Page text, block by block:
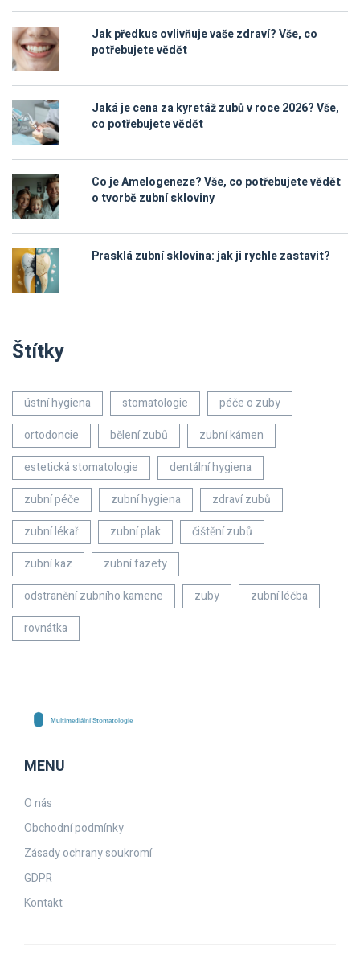
Jak předkus ovlivňuje vaše zdraví? Vše, co
potřebujete vědět
Jaká je cena za kyretáž zubů v roce 2026? Vše,
co potřebujete vědět
Co je Amelogeneze? Vše, co potřebujete vědět
o tvorbě zubní skloviny
Prasklá zubní sklovina: jak ji rychle zastavit?
Štítky
ústní hygiena stomatologie
péče o zuby
ortodoncie
bělení zubů
zubní kámen
estetická stomatologie
dentální hygiena
zubní péče
zubní hygiena
zdraví zubů
zubní lékař
zubní plak
čištění zubů
zubní kaz
zubní fazety
odstranění zubního kamene
zuby
zubní léčba
rovnátka
MENU
O nás
Obchodní podmínky
Zásady ochrany soukromí
GDPR
Kontakt